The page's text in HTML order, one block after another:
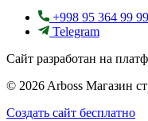
+998 95 364 99 99
Telegram
Сайт разработан на
© 2026 Arboss Магазин
Создать cайт бесплатно